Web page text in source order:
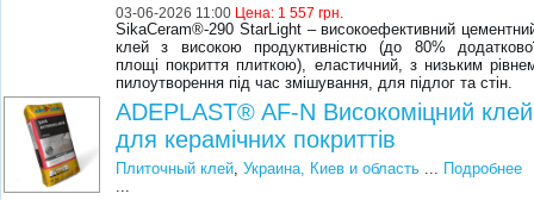
03-06-2026 11:00 Цена: 1 557 грн.
SikaCeram®-290 StarLight – високоефективний
клей з високою продуктивністю (до 80%
площі покриття плиткою), еластичний, з низьким
пилоутворення під час змішування, для підлог та стін.
ADEPLAST® AF-N Високоміцний клей
для керамічних покриттів
Плиточный клей,Украина, Киев и область ... Подробнее
...